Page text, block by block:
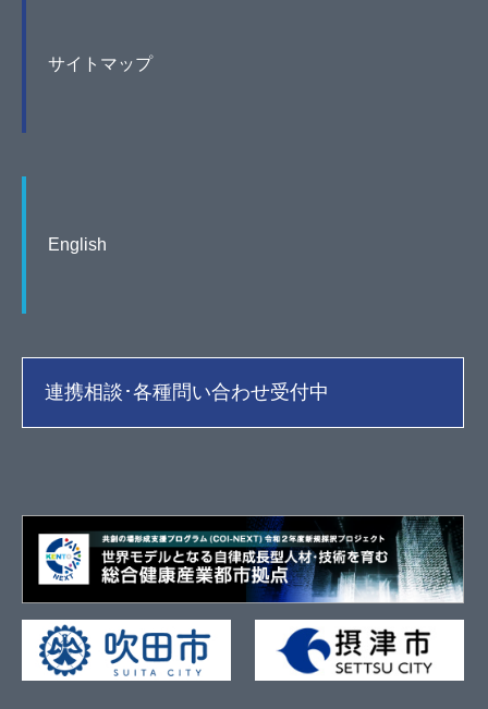
サイトマップ
English
連携相談･各種問い合わせ受付中